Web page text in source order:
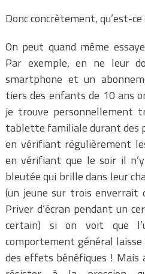
Donc concrètement, qu’est-
On peut quand même
Par exemple, en ne leur
smartphone et un
tiers des enfants de 10 ans
je trouve personnellement
tablette familiale durant des
en vérifiant régulièrement
en vérifiant que le soir il
bleutée qui brille dans leur
(un jeune sur trois enverrait
Priver d’écran pendant un
certain) si on voit que
comportement général
des effets bénéfiques !